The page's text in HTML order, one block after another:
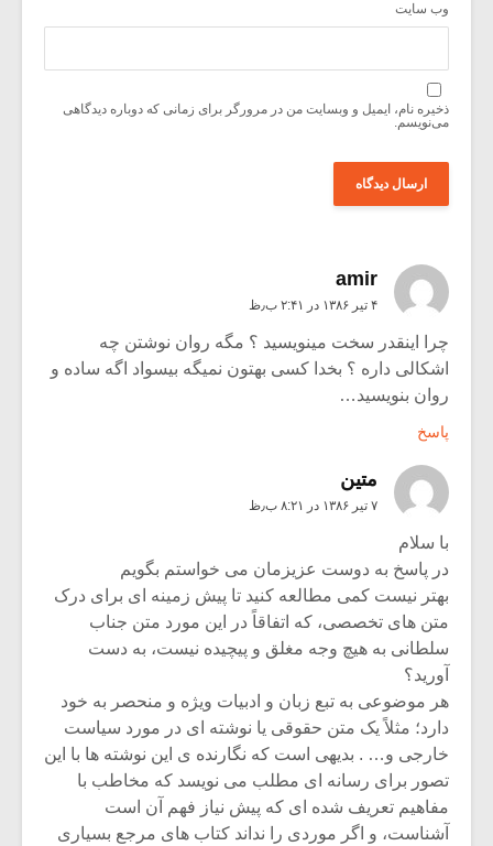
وب‌ سایت
ذخیره نام، ایمیل و وبسایت من در مرورگر برای زمانی که دوباره دیدگاهی
می‌نویسم.
amir
۴ تیر ۱۳۸۶ در ۲:۴۱ ب٫ظ
چرا اینقدر سخت مینویسید ؟ مگه روان نوشتن چه
اشکالی داره ؟ بخدا کسی بهتون نمیگه بیسواد اگه ساده و
روان بنویسید…
پاسخ
متین
۷ تیر ۱۳۸۶ در ۸:۲۱ ب٫ظ
با سلام
در پاسخ به دوست عزیزمان می خواستم بگویم
بهتر نیست کمی مطالعه کنید تا پیش زمینه ای برای درک
متن های تخصصی، که اتفاقاً در این مورد متن جناب
سلطانی به هیچ وجه مغلق و پیچیده نیست، به دست
آورید؟
هر موضوعی به تبع زبان و ادبیات ویژه و منحصر به خود
دارد؛ مثلاً یک متن حقوقی یا نوشته ای در مورد سیاست
خارجی و… . بدیهی است که نگارنده ی این نوشته ها با این
تصور برای رسانه ای مطلب می نویسد که مخاطب با
مفاهیم تعریف شده ای که پیش نیاز فهم آن است
آشناست، و اگر موردی را نداند کتاب های مرجع بسیاری